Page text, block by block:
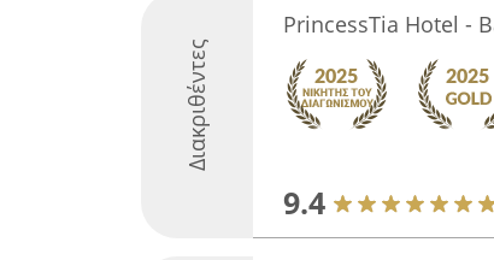
Διακριθέντες
PrincessTia Hotel -
9.4